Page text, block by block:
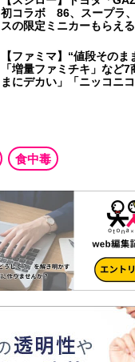
初コラボ 86、スープラ
スの限定ミニカーもらえる
【ファミマ】“値段その
「増量ファミチキ」など
まにデカい」「ニッコニ
食中毒